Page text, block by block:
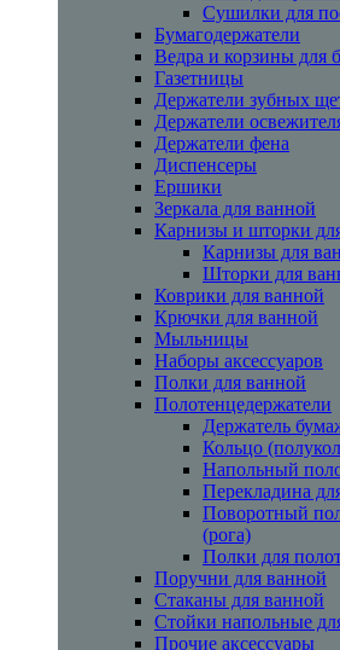
Сушилки для
Бумагодержатели
Ведра и корзины для
Газетницы
Держатели зубных
Держатели
Держатели фена
Диспенсеры
Ершики
Зеркала для ванной
Карнизы и шторки
Карнизы для
Шторки для
Коврики для ванной
Крючки для ванной
Мыльницы
Наборы аксессуаров
Полки для ванной
Полотенцедержатели
Держатель
Кольцо
Напольный
Перекладина
Поворотный
(рога)
Полки для
Поручни для ванной
Стаканы для ванной
Стойки напольные
Прочие аксессуары